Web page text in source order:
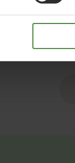
18 maj 2026